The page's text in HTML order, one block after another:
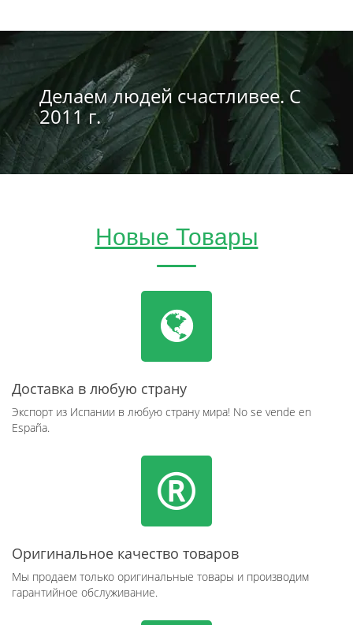
Делаем людей счастливее. С
2011 г.
Новые Товары
Доставка в любую страну
Экспорт из Испании в любую страну мира! No se vende en
España.
Оригинальное качество товаров
Мы продаем только оригинальные товары и производим
гарантийное обслуживание.